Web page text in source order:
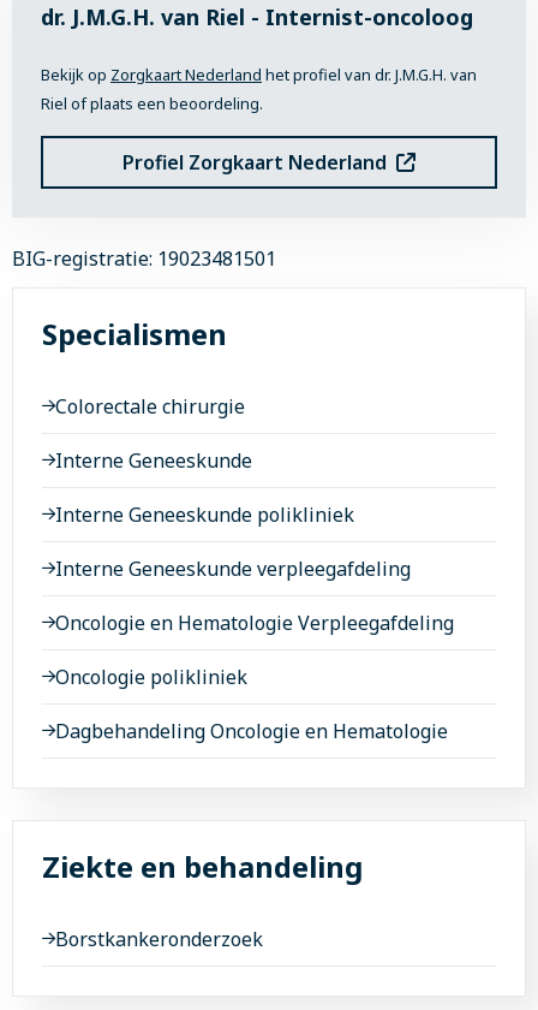
dr. J.M.G.H. van Riel - Internist-oncoloog
Bekijk op Zorgkaart Nederland het profiel van dr. J.M.G.H. van
Riel of plaats een beoordeling.
Profiel Zorgkaart Nederland
BIG-registratie: 19023481501
Specialismen
Colorectale chirurgie
Interne Geneeskunde
Interne Geneeskunde polikliniek
Interne Geneeskunde verpleegafdeling
Oncologie en Hematologie Verpleegafdeling
Oncologie polikliniek
Dagbehandeling Oncologie en Hematologie
Ziekte en behandeling
Borstkankeronderzoek